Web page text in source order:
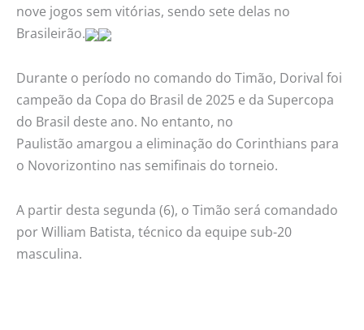
nove jogos sem vitórias, sendo sete delas no
Brasileirão.
Durante o período no comando do Timão, Dorival foi
campeão da Copa do Brasil de 2025 e da Supercopa
do Brasil deste ano. No entanto, no
Paulistão amargou a eliminação do Corinthians para
o Novorizontino nas semifinais do torneio.
A partir desta segunda (6), o Timão será comandado
por William Batista, técnico da equipe sub-20
masculina.